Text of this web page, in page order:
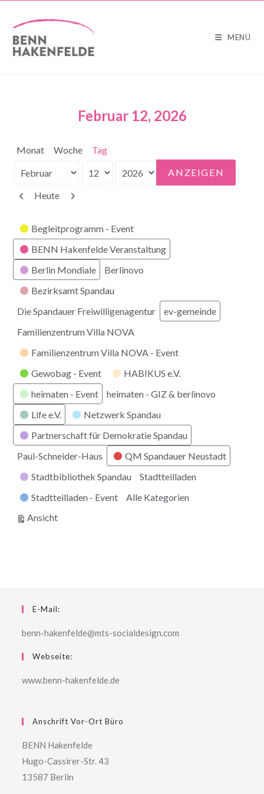
MENÜ
Februar 12, 2026
Monat Woche Tag
Monat
Tag
Jahr
Zurück
Heute Weiter
Kategorien
Begleitprogramm - Event
BENN Hakenfelde Veranstaltung
Berlin Mondiale
Berlinovo
Bezirksamt Spandau
Die Spandauer Freiwilligenagentur
ev-gemeinde
Familienzentrum Villa NOVA
Familienzentrum Villa NOVA - Event
Gewobag - Event
HABIKUS e.V.
heimaten - Event
heimaten - GIZ & berlinovo
Life e.V.
Netzwerk Spandau
Partnerschaft für Demokratie Spandau
Paul-Schneider-Haus
QM Spandauer Neustadt
Stadtbibliothek Spandau
Stadtteilladen
Stadtteilladen - Event
Alle Kategorien
Ansichtausdrucken
E-Mail:
benn-hakenfelde@mts-socialdesign.com
Webseite:
www.benn-hakenfelde.de
Anschrift Vor-Ort Büro
BENN Hakenfelde
Hugo-Cassirer-Str. 43
13587 Berlin